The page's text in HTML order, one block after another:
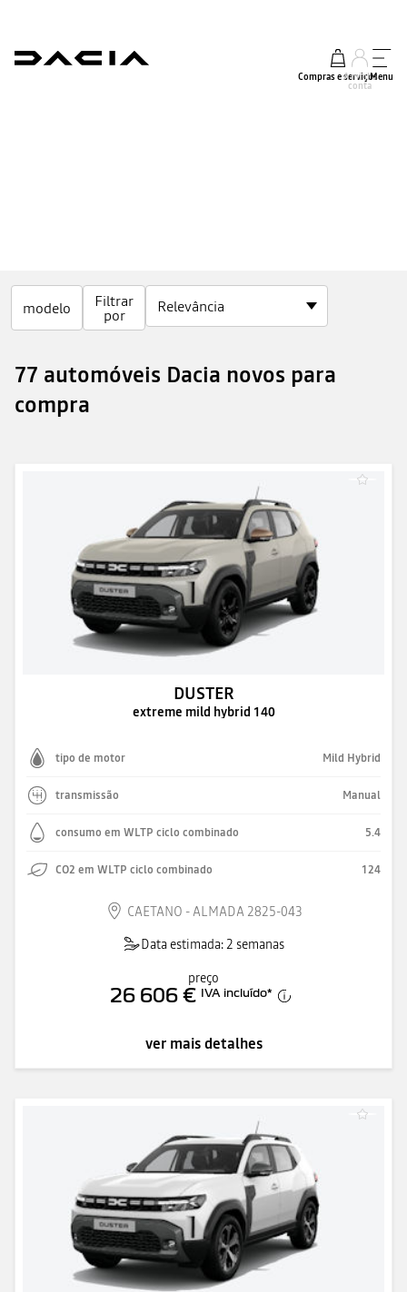
Compras e serviços
A minha
conta
Menu
modelo Filtrar
por
77 automóveis Dacia novos para
compra
DUSTER
extreme mild hybrid 140
tipo de motor Mild Hybrid
transmissão Manual
consumo em WLTP ciclo combinado 5.4
CO2 em WLTP ciclo combinado 124
CAETANO - ALMADA 2825-043
Data estimada: 2 semanas
preço
26 606 € IVA incluído*
ver mais detalhes